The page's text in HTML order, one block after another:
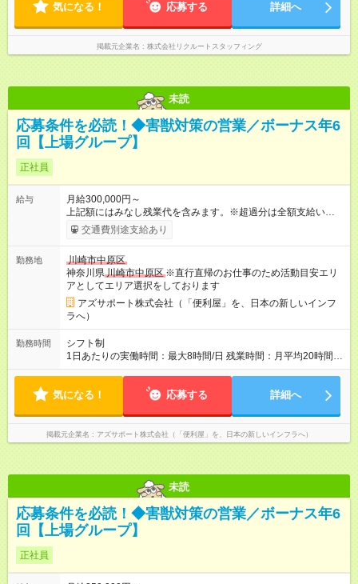
気になる！ 応募する 詳細へ
掲載元企業名 株式会社リクルートスタッフィング
未読
応募条件を必読！◆害獣対策の営業／ボーナス年6
回【上場グループ】
正社員
給与
月給300,000円～
上記額にはみなし残業代を含みます。※超過分は全額支給いたし
ます。 みなし残業代 73,808円／月 みなし残業時間 45時間／月
年5回のボーナスあり！ ◆2種類のボーナスがあります（ボーナ
末（年1回）：ボーナスB ◆ボーナスは年で合計「年5回」お渡
し。ボーナスなしはありません。 └ボーナス合計で約100～250
万/年程度になります。 └ボーナス合計が80万を切る等というこ
とはほぼありません。 ＜ボーナス5回がどう支払われるか＞ 1月
～3月：月給のみ 4月～11月：月給＋ボーナスA 12月：月給＋ボ
ーナスA＋ボーナスB --------------------------------- 昇給：あり ※年
1回評価に基づく 手当：あり 全額100%支給 ・交通費（通勤
費） ・業務における活動費 ・超過勤務手当 【注意】 貸与する
かる場合、各自での負担となります 【試用期間】試用期間あり
試用期間の長さ：4ヶ月 ※ 雇用形態と給与に、本採用時と異なる
部分があります。 雇用形態：中途採用（契約社員） 給与：本採
用時と同じです。 試用期間中は嘱託社員契約となります。嘱託
社員契約中の給与・待遇・福利厚生は正社員のものと同じで
す。99％の方が試用期間後に正社員に移行しております。
交通費別途支給あり
勤務地
川崎市中原区
神奈川県川崎市中原区 ※直行直帰のお仕事のため活動目安エリ
アとしてエリア選択をしております
アズサポート株式会社（「便利屋」を、日本の新しいインフ
ラへ）
勤務時間
シフト制
1日あたりの実働時間：最大8時間/日 残業時間：月平均20時間程
度 ※閑散月10時間ほど、繁忙期40時間ほど 【注意】 直行直帰の
によっては出勤・退勤時間が変動する場合がございます 例）
時代
気になる！ 応募する 詳細へ
掲載元企業名 アズサポート株式会社（「便利屋」を、日本の新しいインフラへ）
未読
応募条件を必読！◆害獣対策の営業／ボーナス年6
回【上場グループ】
正社員